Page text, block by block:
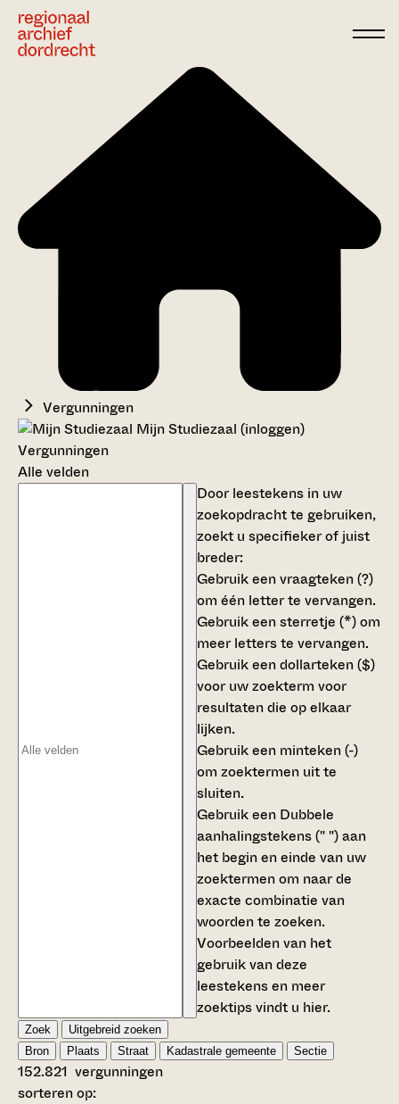
Vergunningen
Mijn Studiezaal (inloggen)
Vergunningen
Alle velden
Door leestekens in uw
zoekopdracht te gebruiken,
zoekt u specifieker of juist
breder:
Gebruik eenvraagteken (?)
om één letter te vervangen.
Gebruik eensterretje (*)om
meer letters te vervangen.
Gebruik eendollarteken ($)
voor uw zoekterm voor
resultaten die op elkaar
lijken.
Gebruik een minteken (-)
om zoektermen uit te
sluiten.
Gebruik een Dubbele
aanhalingstekens (" ")aan
het begin en einde van uw
zoektermen om naar de
exacte combinatie van
woorden te zoeken.
Voorbeelden van het
gebruik van deze
leestekens en meer
zoektips vindt u hier.
Zoek
Uitgebreid zoeken
Bron
Plaats Straat Kadastrale gemeente Sectie
152.821 vergunningen
sorteren op: